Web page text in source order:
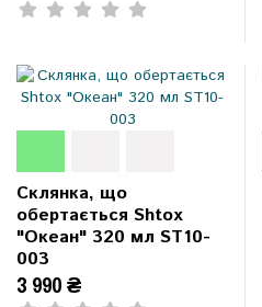
Склянка, що
обертається Shtox
"Океан" 320 мл ST10-
003
3 990 ₴